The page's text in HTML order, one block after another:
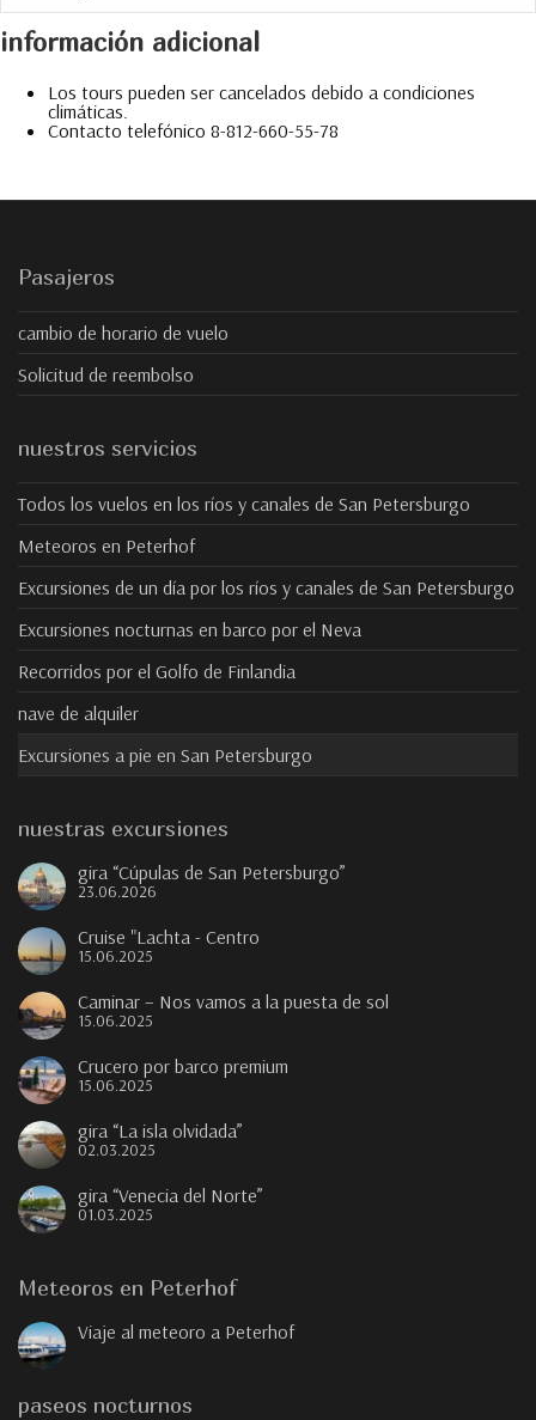
información adicional
Los tours pueden ser cancelados debido a condiciones
climáticas.
Contacto telefónico 8-812-660-55-78
Pasajeros
cambio de horario de vuelo
Solicitud de reembolso
nuestros servicios
Todos los vuelos en los ríos y canales de San Petersburgo
Meteoros en Peterhof
Excursiones de un día por los ríos y canales de San Petersburgo
Excursiones nocturnas en barco por el Neva
Recorridos por el Golfo de Finlandia
nave de alquiler
Excursiones a pie en San Petersburgo
nuestras excursiones
gira “Cúpulas de San Petersburgo”
23.06.2026
Cruise "Lachta - Centro
15.06.2025
Caminar – Nos vamos a la puesta de sol
15.06.2025
Crucero por barco premium
15.06.2025
gira “La isla olvidada”
02.03.2025
gira “Venecia del Norte”
01.03.2025
Meteoros en Peterhof
Viaje al meteoro a Peterhof
paseos nocturnos